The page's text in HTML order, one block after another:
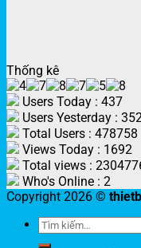
Thống kê
Users Today : 437
Users Yesterday :
Total Users : 478758
Views Today : 1692
Total views :
Who's Online : 2
Copyright 2026 ©